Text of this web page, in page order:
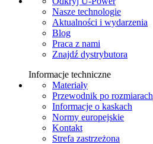
Nasze technologie
Aktualności i wydarzenia
Blog
Praca z nami
Znajdź dystrybutora
Informacje techniczne
Materiały
Przewodnik po rozmiarach
Informacje o kaskach
Normy europejskie
Kontakt
Strefa zastrzeżona